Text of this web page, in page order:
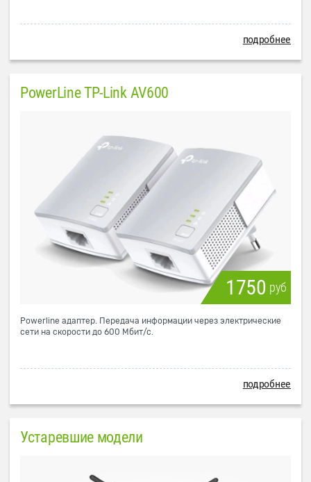
подробнее
PowerLine TP-Link AV600
1750 руб
Powerline адаптер. Передача информации через электрические
сети на скорости до 600 Мбит/с.
подробнее
Устаревшие модели